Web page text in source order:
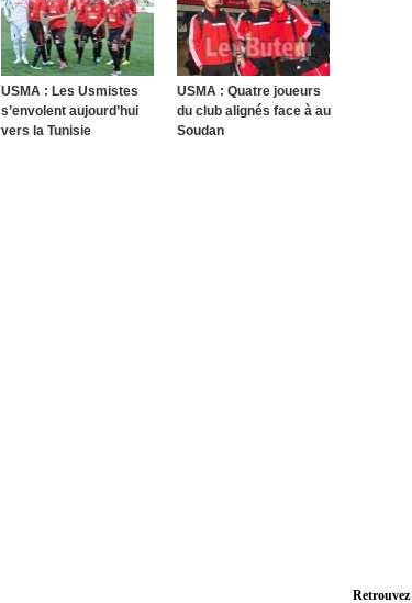
USMA : Les Usmistes
s’envolent aujourd’hui
vers la Tunisie
USMA : Quatre joueurs
du club alignés face à au
Soudan